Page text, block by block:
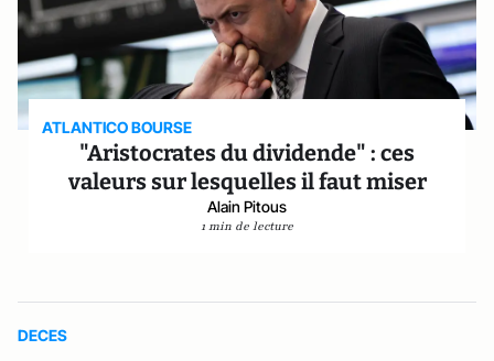
ATLANTICO BOURSE
"Aristocrates du dividende" : ces
valeurs sur lesquelles il faut miser
Alain Pitous
1 min de lecture
DECES